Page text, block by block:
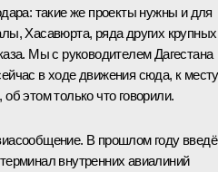
такие же проекты нужны и для
Хасавюрта, ряда других крупных
Мы с руководителем Дагестана
в ходе движения сюда, к месту
этом только что говорили.
В прошлом году
внутренних авиалиний